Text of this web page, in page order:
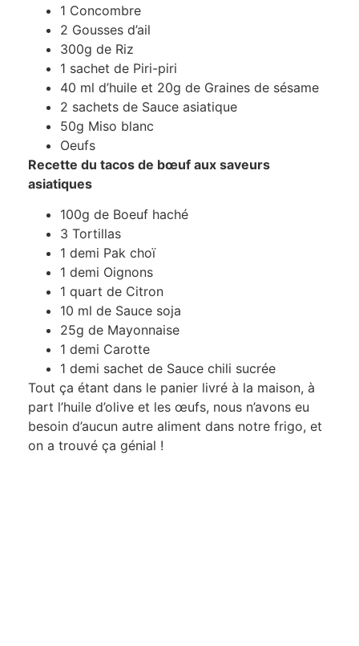
1 Concombre
2 Gousses d’ail
300g de Riz
1 sachet de Piri-piri
40 ml d’huile et 20g de Graines de sésame
2 sachets de Sauce asiatique
50g Miso blanc
Oeufs
Recette du tacos de bœuf aux saveurs
asiatiques
100g de Boeuf haché
3 Tortillas
1 demi Pak choï
1 demi Oignons
1 quart de Citron
10 ml de Sauce soja
25g de Mayonnaise
1 demi Carotte
1 demi sachet de Sauce chili sucrée
Tout ça étant dans le panier livré à la maison, à
part l’huile d’olive et les œufs, nous n’avons eu
besoin d’aucun autre aliment dans notre frigo, et
on a trouvé ça génial !